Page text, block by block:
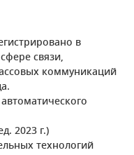
в
связи,
коммуникаций
2023 г.)
технологий